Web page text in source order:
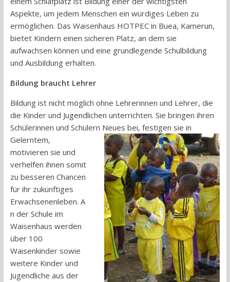
Aspekte, um jedem Menschen ein würdiges Leben zu
ermöglichen. Das Waisenhaus HOTPEC in Buea, Kamerun,
bietet Kindern einen sicheren Platz, an dem sie
aufwachsen können und eine grundlegende Schulbildung
und Ausbildung erhalten.
Bildung braucht Lehrer
Bildung ist nicht möglich ohne Lehrerinnen und Lehrer, die
die Kinder und Jugendlichen unterrichten. Sie bringen ihren
Schülerinnen und Schülern Neues bei, festigen sie in
Gelerntem,
motivieren sie und
verhelfen ihnen somit
zu besseren Chancen
für ihr zukünftiges
Erwachsenenleben. A
n der Schule im
Waisenhaus werden
über 100
Waisenkinder sowie
weitere Kinder und
Jugendliche aus der